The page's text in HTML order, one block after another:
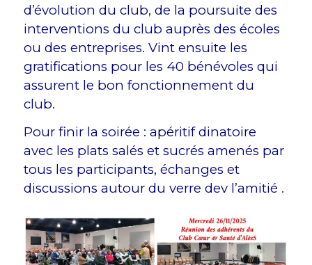
d’évolution du club, de la poursuite des
interventions du club auprès des écoles
ou des entreprises. Vint ensuite les
gratifications pour les 40 bénévoles qui
assurent le bon fonctionnement du
club.
Pour finir la soirée : apéritif dinatoire
avec les plats salés et sucrés amenés par
tous les participants, échanges et
discussions autour du verre dev l’amitié .